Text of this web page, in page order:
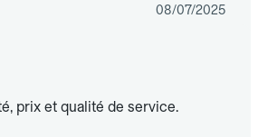
08/07/2025
prix et qualité de service.